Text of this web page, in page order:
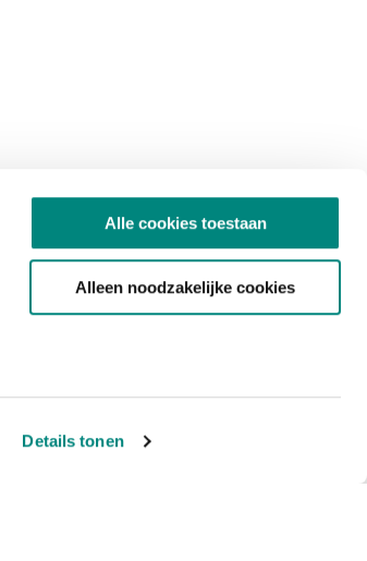
Details tonen
Alle cookies toestaan
Alleen noodzakelijke cookies